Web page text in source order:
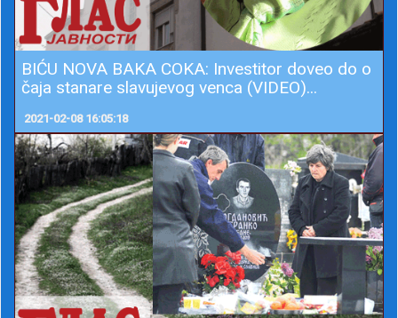
BIĆU NOVA BAKA COKA: Investitor doveo do o
čaja stanare slavujevog venca (VIDEO)...
2021-02-08 16:05:18